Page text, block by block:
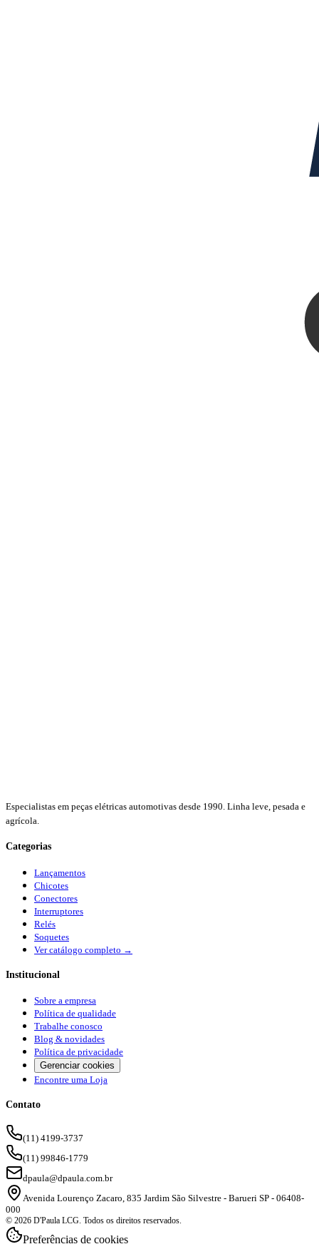
Especialistas em peças elétricas automotivas desde 1990. Linha leve, pesada e
agrícola.
Categorias
Lançamentos
Chicotes
Conectores
Interruptores
Relés
Soquetes
Ver catálogo completo →
Institucional
Sobre a empresa
Política de qualidade
Trabalhe conosco
Blog & novidades
Política de privacidade
Gerenciar cookies
Encontre uma Loja
Contato
(11) 4199-3737
(11) 99846-1779
dpaula@dpaula.com.br
Avenida Lourenço Zacaro, 835 Jardim São Silvestre - Barueri SP - 06408-
000
© 2026 D'Paula LCG. Todos os direitos reservados.
Preferências de cookies